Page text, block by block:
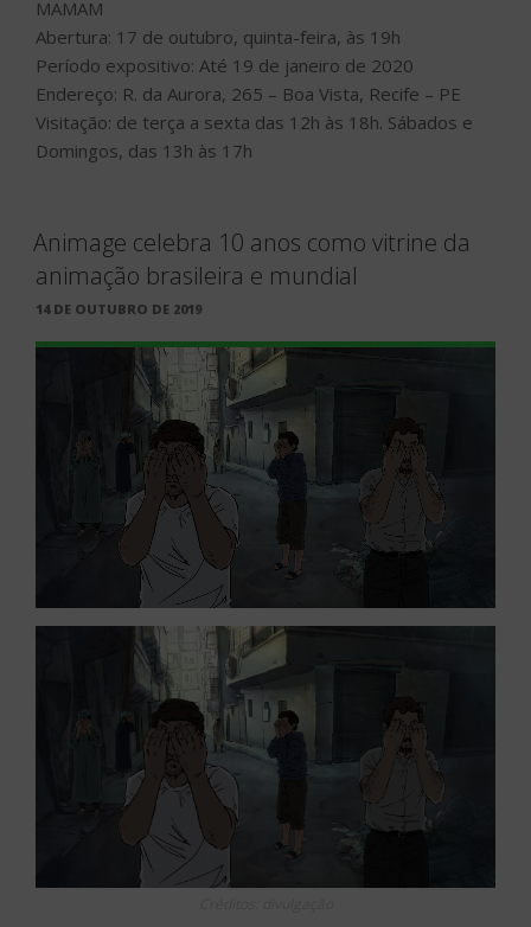
MAMAM
Abertura: 17 de outubro, quinta-feira, às 19h
Período expositivo: Até 19 de janeiro de 2020
Endereço: R. da Aurora, 265 – Boa Vista, Recife – PE
Visitação: de terça a sexta das 12h às 18h. Sábados e
Domingos, das 13h às 17h
Animage celebra 10 anos como vitrine da
animação brasileira e mundial
PUBLICADO
14 DE OUTUBRO DE 2019